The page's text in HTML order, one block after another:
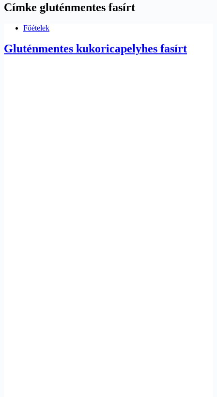
Címke gluténmentes fasírt
Főételek
Gluténmentes kukoricapelyhes fasírt